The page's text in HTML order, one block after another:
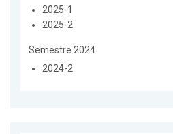
2025-1
2025-2
Semestre 2024
2024-2